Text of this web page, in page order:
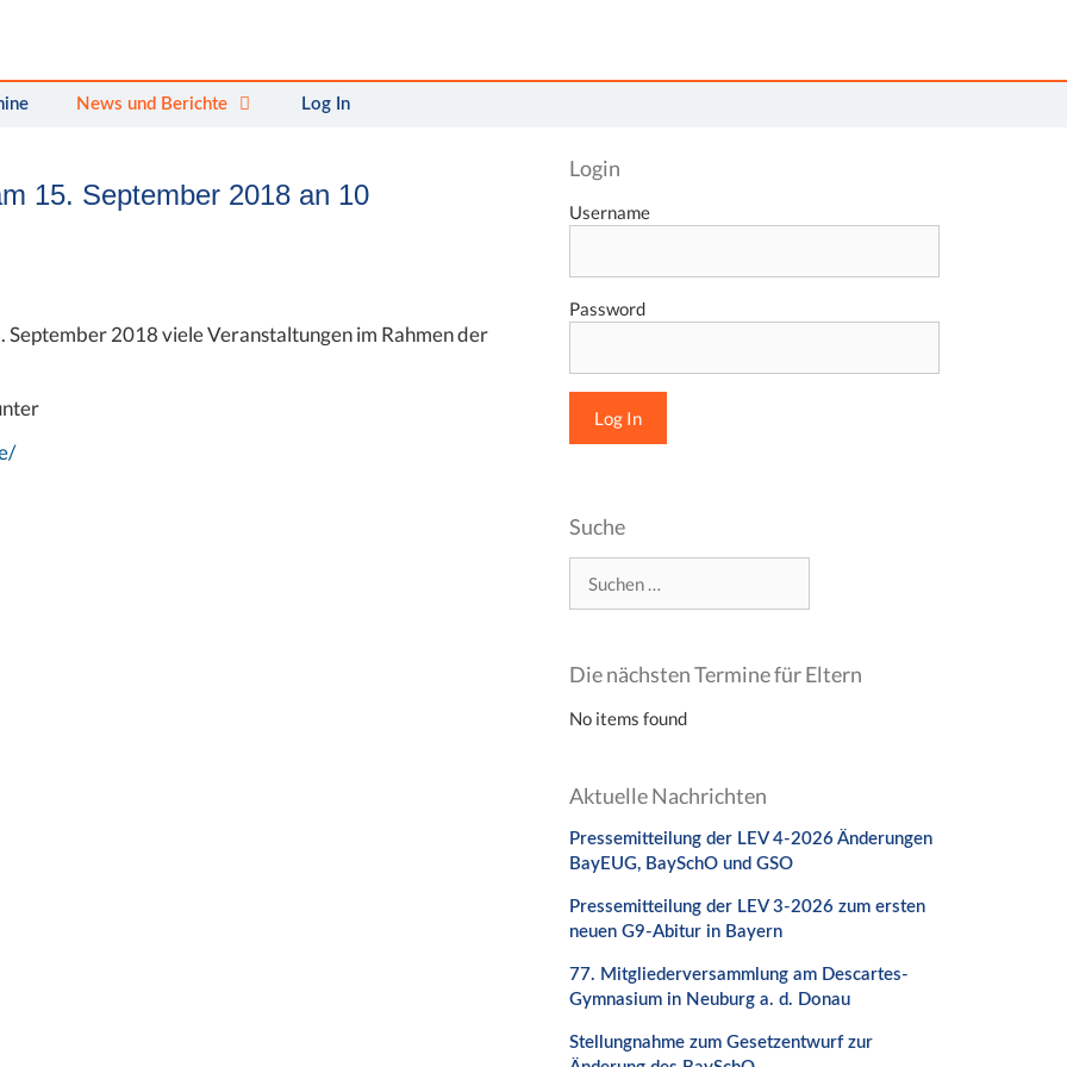
News und Berichte Log In
15. September 2018 an 10
2018 viele Veranstaltungen im Rahmen der
Login
Username
Password
Suche
nach:
Die nächsten Termine für Eltern
No items found
Aktuelle Nachrichten
Pressemitteilung der LEV 4-2026 Änderungen
BayEUG, BaySchO und GSO
Pressemitteilung der LEV 3-2026 zum ersten
neuen G9-Abitur in Bayern
77. Mitgliederversammlung am Descartes-
Gymnasium in Neuburg a. d. Donau
Stellungnahme zum Gesetzentwurf zur